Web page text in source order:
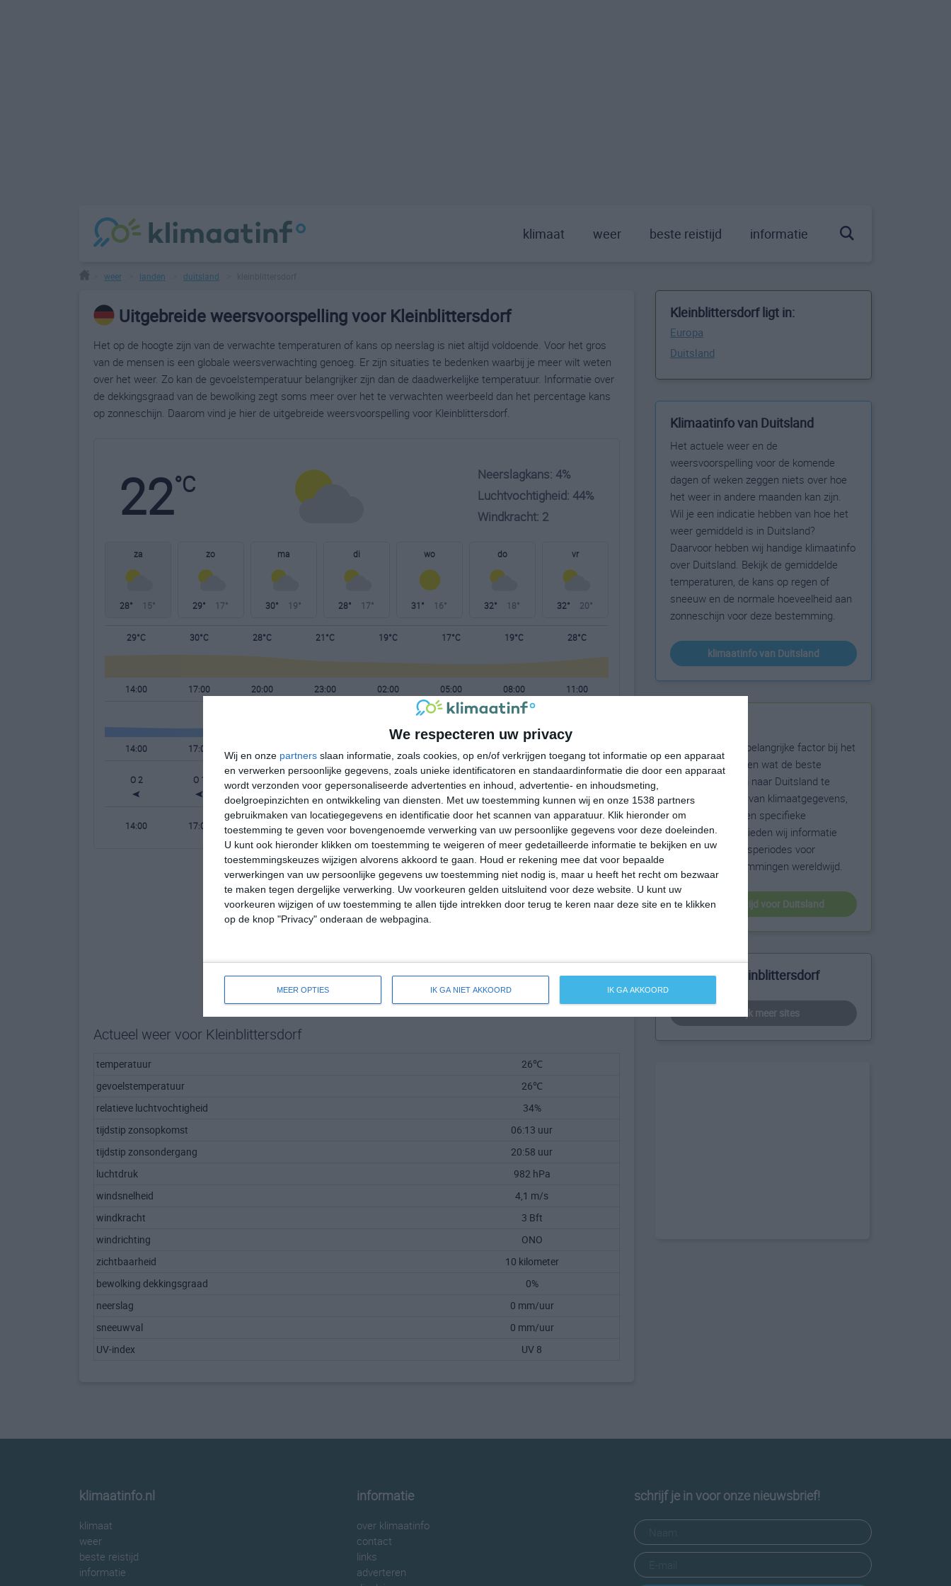
We respecteren uw privacy
Wij en onze partners slaan informatie, zoals cookies, op en/of verkrijgen toegang tot informatie op een apparaat
en verwerken persoonlijke gegevens, zoals unieke identificatoren en standaardinformatie die door een apparaat
wordt verzonden voor gepersonaliseerde advertenties en inhoud, advertentie- en inhoudsmeting,
doelgroepinzichten en ontwikkeling van diensten.
Met uw toestemming kunnen wij en onze 1538 partners
gebruikmaken van locatiegegevens en identificatie door het scannen van apparatuur. Klik hieronder om
toestemming te geven voor bovengenoemde verwerking van uw persoonlijke gegevens voor deze doeleinden.
U kunt ook hieronder klikken om toestemming te weigeren of meer gedetailleerde informatie te bekijken en uw
toestemmingskeuzes wijzigen alvorens akkoord te gaan.
Houd er rekening mee dat voor bepaalde
verwerkingen van uw persoonlijke gegevens uw toestemming niet nodig is, maar u heeft het recht om bezwaar
te maken tegen dergelijke verwerking. Uw voorkeuren gelden uitsluitend voor deze website. U kunt uw
voorkeuren wijzigen of uw toestemming te allen tijde intrekken door terug te keren naar deze site en te klikken
op de knop "Privacy" onderaan de webpagina.
MEER OPTIES IK GA NIET AKKOORD IK GA AKKOORD
klimaat weer beste reistijd informatie
weer landen duitsland
Uitgebreide weersvoorspelling voor Kleinblittersdorf
Het op de hoogte zijn van de verwachte temperaturen of kans op neerslag is niet altijd voldoende. Voor het gros
van de mensen is een globale weersverwachting genoeg. Er zijn situaties te bedenken waarbij je meer wilt weten
over het weer. Zo kan de gevoelstemperatuur belangrijker zijn dan de daadwerkelijke temperatuur. Informatie over
de dekkingsgraad van de bewolking zegt soms meer over het te verwachten weerbeeld dan het percentage kans
op zonneschijn. Daarom vind je hier de uitgebreide weersvoorspelling voor Kleinblittersdorf.
22°C
Neerslagkans: 4%
Luchtvochtigheid: 44%
Windkracht: 2
za
28° 15°
zo
29° 17°
ma
30° 19°
di
28° 17°
wo
31° 16°
do
32° 18°
vr
32° 20°
29°C 30°C 28°C 21°C 19°C 17°C 19°C 28°C
14:00 17:00 20:00 23:00 02:00 05:00 08:00 11:00
14:00 17:00
O 2 O 1 ONO 1 NNW 1 ZZO 0 Z 1
14:00 17:00 20:00 05:00
Actueel weer voor Kleinblittersdorf
temperatuur
26℃
gevoelstemperatuur
26℃
relatieve luchtvochtigheid
34%
tijdstip zonsopkomst
06:13 uur
tijdstip zonsondergang
20:58 uur
luchtdruk
982 hPa
windsnelheid
4,1 m/s
windkracht
3 Bft
windrichting
ONO
zichtbaarheid
10 kilometer
bewolking dekkingsgraad
0%
neerslag
0 mm/uur
sneeuwval
0 mm/uur
UV-index
UV 8
Kleinblittersdorf ligt in:
Europa
Duitsland
Klimaatinfo van Duitsland
Het actuele weer en de
weersvoorspelling voor de komende
dagen of weken zeggen niets over hoe
het weer in andere maanden kan zijn.
Wil je een indicatie hebben van hoe het
weer gemiddeld is in Duitsland?
Daarvoor hebben wij handige klimaatinfo
over Duitsland. Bekijk de gemiddelde
temperaturen, de kans op regen of
sneeuw en de normale hoeveelheid aan
zonneschijn voor deze bestemming.
klimaatinfo van Duitsland
Het weer is een belangrijke factor bij het
reizen. Wil je weten wat de beste
maanden zijn om naar Duitsland te
reizen? Op basis van klimaatgegevens,
weersextremen en specifieke
weerinformatie bieden wij informatie
over de beste reisperiodes voor
duizenden bestemmingen wereldwijd.
beste reistijd voor Duitsland
Meer over Kleinblittersdorf
bekijk meer sites
klimaatinfo.nl
klimaat
weer
beste reistijd
informatie
informatie
over klimaatinfo
contact
links
adverteren
schrijf je in voor onze nieuwsbrief!